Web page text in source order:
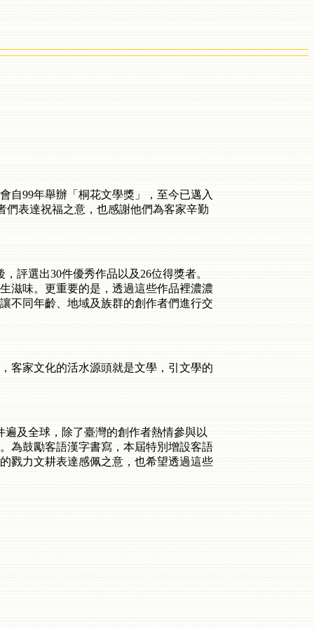
自99年舉辦「桐花文學獎」，至今已邁入
表達祝福之意，也感謝他們為客家辛勤
，評選出30件優秀作品以及26位得獎者。
滋味。更重要的是，透過這些作品裡濃濃
不同年齡、地域及族群的創作者們進行交
客家文化的活水源頭就是文學，引文學的
及全球，除了臺灣的創作者熱情參與以
為鼓勵客語漢字書寫，本屆特別增設客語
戮力文耕表達感佩之意，也希望透過這些